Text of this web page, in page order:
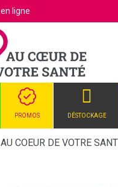
en ligne
PROMOS DÉSTOCKAGE
AU COEUR DE VOTRE